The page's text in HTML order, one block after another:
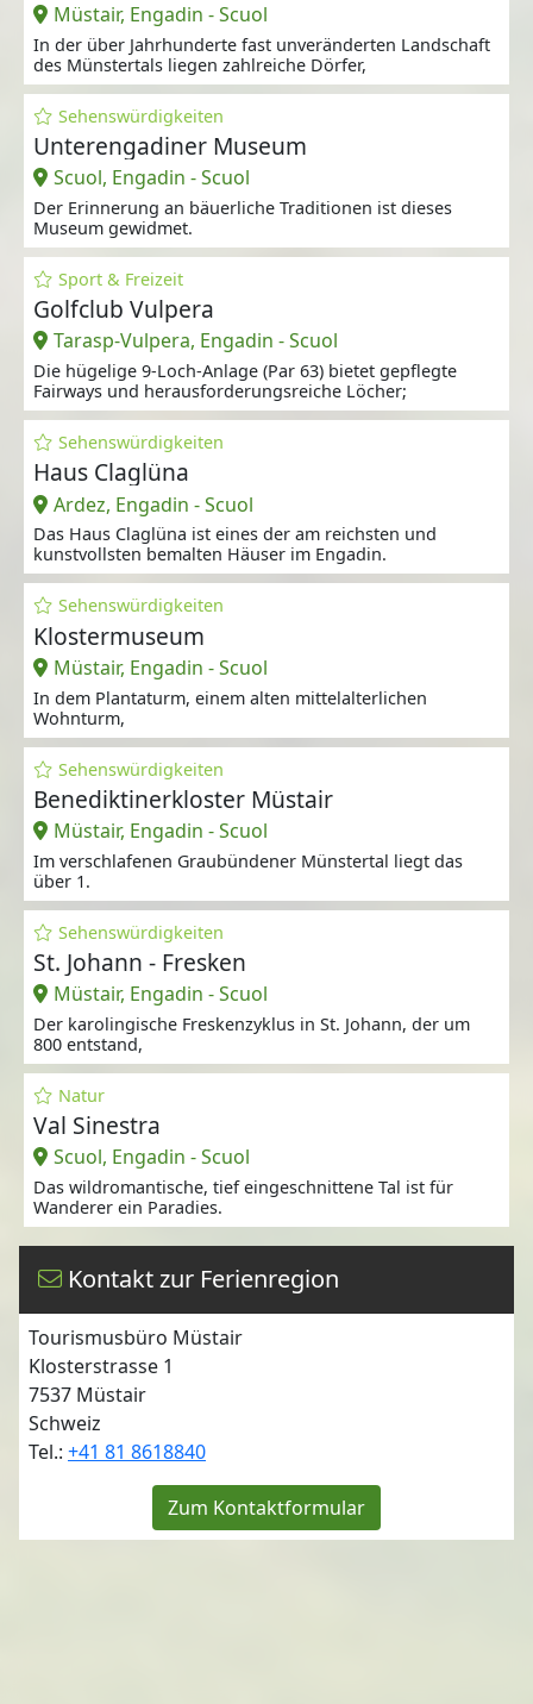
Müstair, Engadin - Scuol
In der über Jahrhunderte fast unveränderten Landschaft
des Münstertals liegen zahlreiche Dörfer,
Sehenswürdigkeiten
Unterengadiner Museum
Scuol, Engadin - Scuol
Der Erinnerung an bäuerliche Traditionen ist dieses
Museum gewidmet.
Sport & Freizeit
Golfclub Vulpera
Tarasp-Vulpera, Engadin - Scuol
Die hügelige 9-Loch-Anlage (Par 63) bietet gepflegte
Fairways und herausforderungsreiche Löcher;
Sehenswürdigkeiten
Haus Claglüna
Ardez, Engadin - Scuol
Das Haus Claglüna ist eines der am reichsten und
kunstvollsten bemalten Häuser im Engadin.
Sehenswürdigkeiten
Klostermuseum
Müstair, Engadin - Scuol
In dem Plantaturm, einem alten mittelalterlichen
Wohnturm,
Sehenswürdigkeiten
Benediktinerkloster Müstair
Müstair, Engadin - Scuol
Im verschlafenen Graubündener Münstertal liegt das
über 1.
Sehenswürdigkeiten
St. Johann - Fresken
Müstair, Engadin - Scuol
Der karolingische Freskenzyklus in St. Johann, der um
800 entstand,
Natur
Val Sinestra
Scuol, Engadin - Scuol
Das wildromantische, tief eingeschnittene Tal ist für
Wanderer ein Paradies.
Kontakt zur Ferienregion
Tourismusbüro Müstair
Klosterstrasse 1
7537 Müstair
Schweiz
Tel.: +41 81 8618840
Zum Kontaktformular